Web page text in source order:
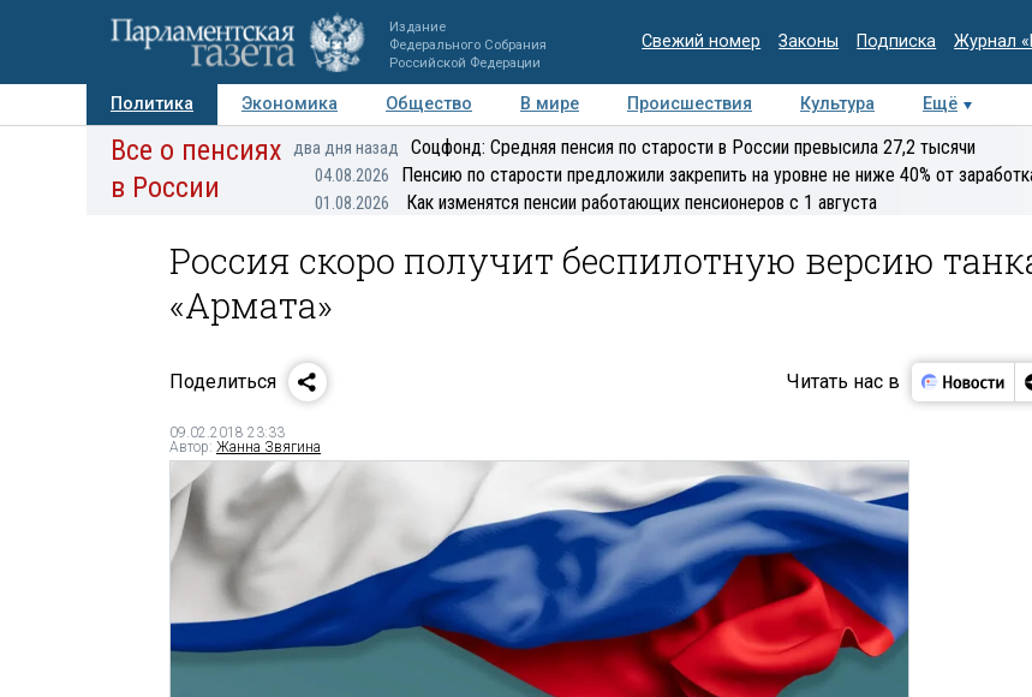
Издание
Федерального Собрания
Российской Федерации
Свежий номер Законы Подписка Журнал
Политика Экономика Общество В мире Происшествия Культура Ещё
Авторы Персоны Мнения Регионы Медиацентр Интервью Колумнисты
Все о пенсиях
в России
два дня назад Соцфонд: Средняя пенсия по старости в России превысила 27,2 тысячи
04.08.2026 Пенсию по старости предложили закрепить на уровне не ниже 40% от
01.08.2026 Как изменятся пенсии работающих пенсионеров с 1 августа
Россия скоро получит беспилотную версию
«Армата»
Поделиться Читать нас в
09.02.2018 23:33
Автор: Жанна Звягина